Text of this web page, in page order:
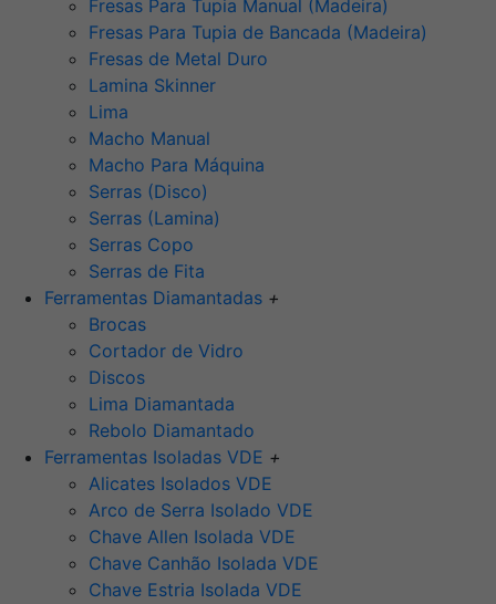
Fresas Para Tupia Manual (Madeira)
Fresas Para Tupia de Bancada (Madeira)
Fresas de Metal Duro
Lamina Skinner
Lima
Macho Manual
Macho Para Máquina
Serras (Disco)
Serras (Lamina)
Serras Copo
Serras de Fita
Ferramentas Diamantadas +
Brocas
Cortador de Vidro
Discos
Lima Diamantada
Rebolo Diamantado
Ferramentas Isoladas VDE +
Alicates Isolados VDE
Arco de Serra Isolado VDE
Chave Allen Isolada VDE
Chave Canhão Isolada VDE
Chave Estria Isolada VDE